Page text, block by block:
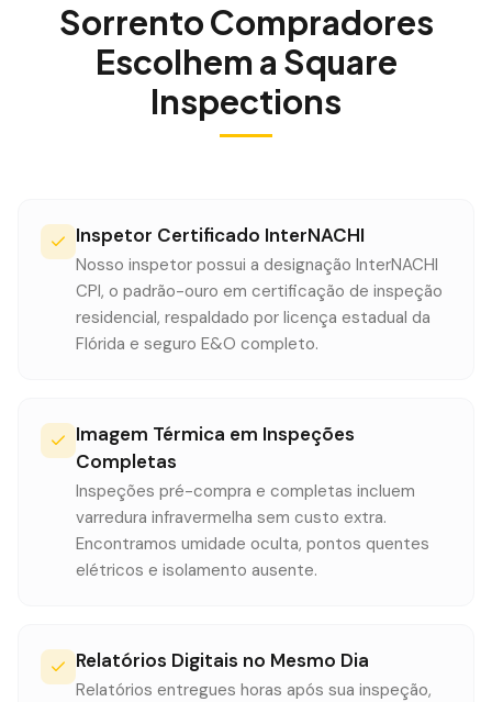
SorrentoCompradores
Escolhem a Square
Inspections
Inspetor Certificado InterNACHI
Nosso inspetor possui a designação InterNACHI
CPI, o padrão-ouro em certificação de inspeção
residencial, respaldado por licença estadual da
Flórida e seguro E&O completo.
Imagem Térmica em Inspeções
Completas
Inspeções pré-compra e completas incluem
varredura infravermelha sem custo extra.
Encontramos umidade oculta, pontos quentes
elétricos e isolamento ausente.
Relatórios Digitais no Mesmo Dia
Relatórios entregues horas após sua inspeção,